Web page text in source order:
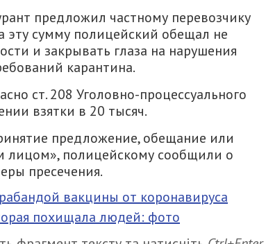
предложил частному перевозчику
эту сумму полицейский обещал не
и закрывать глаза на нарушения
карантина.
ст. 208 Уголовно-процессуального
взятки в 20 тысяч.
предложение, обещание или
лицом», полицейскому сообщили о
пресечения.
вакцины от коронавируса
похищала людей: фото